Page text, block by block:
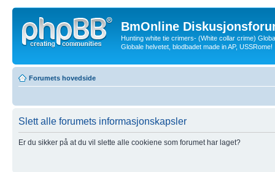
BmOnline
Hunting white tie crimers- (White collar crime)
Globale helvetet, blodbadet made in AP, USSRome!
Forumets hovedside
Slett alle forumets informasjonskapsler
Er du sikker på at du vil slette alle cookiene som forumet har laget?